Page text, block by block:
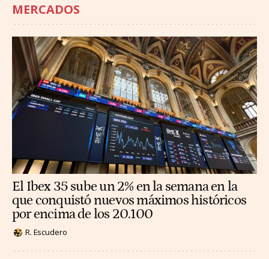
MERCADOS
El Ibex 35 sube un 2% en la semana en la
que conquistó nuevos máximos históricos
por encima de los 20.100
R. Escudero